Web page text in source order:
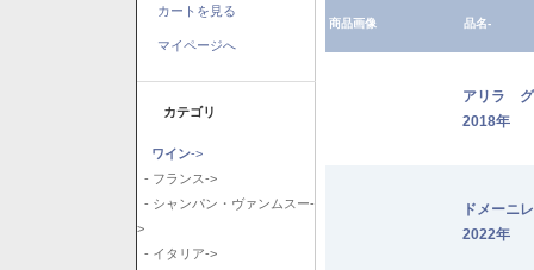
カートを見る
マイページへ
カテゴリ
ワイン->
- フランス->
- シャンパン・ヴァンムスー-
>
- イタリア->
商品画像 品名-
アリラ
2018年
ドメー
2022年